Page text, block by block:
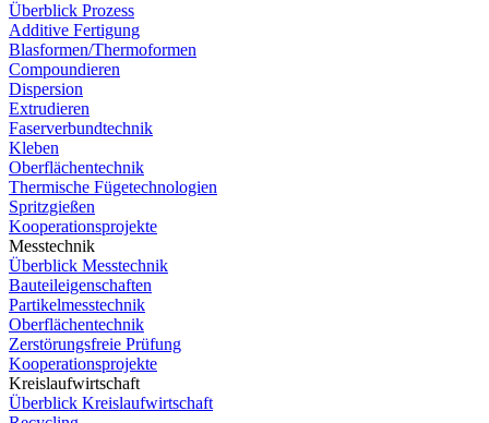
Überblick Prozess
Additive Fertigung
Blasformen/Thermoformen
Compoundieren
Dispersion
Extrudieren
Faserverbundtechnik
Kleben
Oberflächentechnik
Thermische Fügetechnologien
Spritzgießen
Kooperationsprojekte
Messtechnik
Überblick Messtechnik
Bauteileigenschaften
Partikelmesstechnik
Oberflächentechnik
Zerstörungsfreie Prüfung
Kooperationsprojekte
Kreislaufwirtschaft
Überblick Kreislaufwirtschaft